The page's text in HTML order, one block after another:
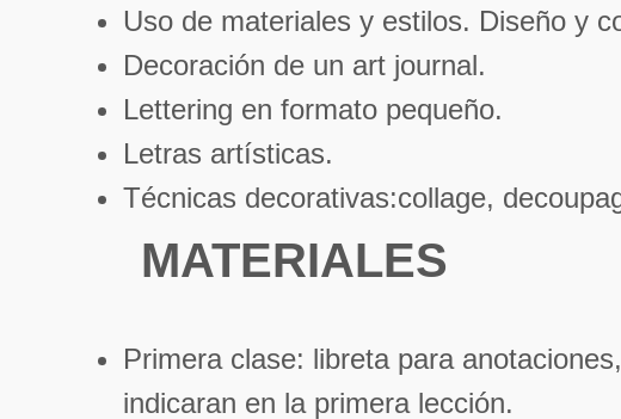
Uso de materiales y estilos. Diseño y
Decoración de un art journal.
Lettering en formato pequeño.
Letras artísticas.
Técnicas decorativas:collage,
MATERIALES
Primera clase: libreta para
indicaran en la primera lección.